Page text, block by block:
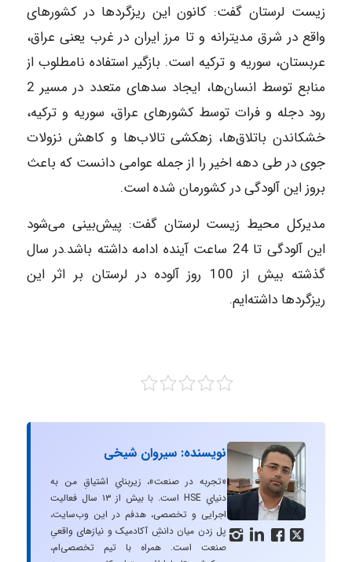
زیست لرستان گفت: کانون این ریزگردها در کشورهای
واقع در شرق مدیترانه و تا مرز ایران در غرب یعنی عراق،
عربستان، سوریه و ترکیه است. بازگیر استفاده نامطلوب از
منابع توسط انسان‌ها، ایجاد سدهای متعدد در مسیر 2
رود دجله و فرات توسط کشورهای عراق، سوریه و ترکیه،
خشکاندن باتلاق‌ها، زهکشی تالاب‌ها و کاهش نزولات
جوی در طی دهه اخیر را از جمله عوامی دانست که باعث
بروز این آلودگی در کشورمان شده است.
مدیر‌کل محیط زیست لرستان گفت: پیش‌بینی می‌شود
این آلودگی تا 24 ساعت آینده ادامه داشته باشد.در سال
گذشته بیش از 100 روز آلوده در لرستان بر اثر این
ریزگردها داشته‌ایم.
   
نویسنده: سیروان شیخی
«تجربه در صنعت»، زیربنایِ اشتیاقِ من به
دنیایِ HSE است. با بیش از ۱۳ سال فعالیت
اجرایی و تخصصی، هدفم در این وب‌سایت،
پل زدن میان دانشِ آکادمیک و نیازهای واقعیِ
صنعت است. همراه با تیم تخصصی‌ام،